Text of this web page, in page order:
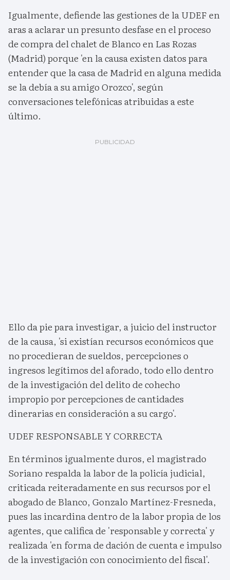
Igualmente, defiende las gestiones de la UDEF en
aras a aclarar un presunto desfase en el proceso
de compra del chalet de Blanco en Las Rozas
(Madrid) porque 'en la causa existen datos para
entender que la casa de Madrid en alguna medida
se la debía a su amigo Orozco', según
conversaciones telefónicas atribuidas a este
último.
Ello da pie para investigar, a juicio del instructor
de la causa, 'si existían recursos económicos que
no procedieran de sueldos, percepciones o
ingresos legítimos del aforado, todo ello dentro
de la investigación del delito de cohecho
impropio por percepciones de cantidades
dinerarias en consideración a su cargo'.
UDEF RESPONSABLE Y CORRECTA
En términos igualmente duros, el magistrado
Soriano respalda la labor de la policía judicial,
criticada reiteradamente en sus recursos por el
abogado de Blanco, Gonzalo Martínez-Fresneda,
pues las incardina dentro de la labor propia de los
agentes, que califica de 'responsable y correcta' y
realizada 'en forma de dación de cuenta e impulso
de la investigación con conocimiento del fiscal'.